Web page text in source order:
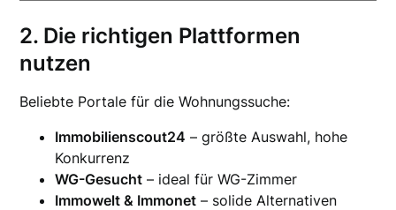
2. Die richtigen Plattformen
nutzen
Beliebte Portale für die Wohnungssuche:
Immobilienscout24 – größte Auswahl, hohe
Konkurrenz
WG-Gesucht – ideal für WG-Zimmer
Immowelt & Immonet – solide Alternativen